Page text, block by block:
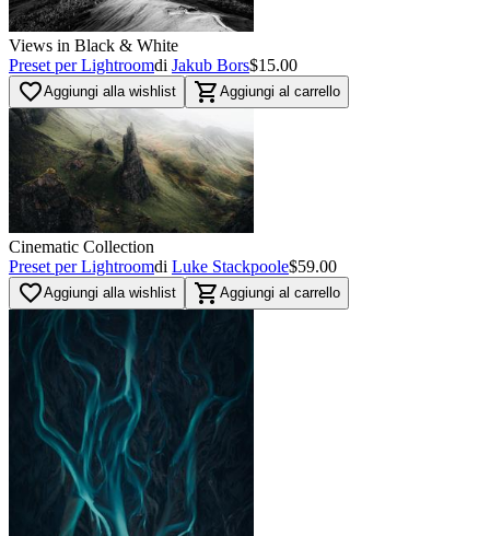
Views in Black & White
Preset per Lightroomdi Jakub Bors$15.00
favorite_borderAggiungi alla wishlist shopping_cart Aggiungi al carrello
Cinematic Collection
Preset per Lightroomdi Luke Stackpoole$59.00
favorite_borderAggiungi alla wishlist shopping_cart Aggiungi al carrello